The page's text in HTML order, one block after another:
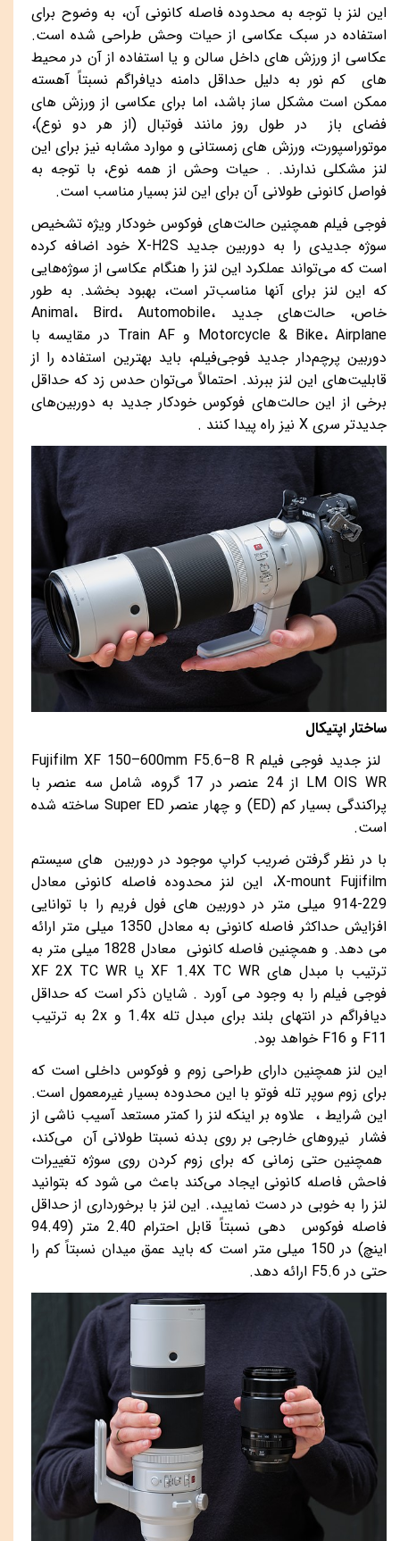
این لنز با توجه به محدوده فاصله کانونی آن، به وضوح برای
استفاده در سبک عکاسی از حیات وحش طراحی شده است.
عکاسی از ورزش های داخل سالن و یا استفاده از آن در محیط
های کم نور به دلیل حداقل دامنه دیافراگم نسبتاً آهسته
ممکن است مشکل ساز باشد، اما برای عکاسی از ورزش های
فضای باز در طول روز مانند فوتبال (از هر دو نوع)،
موتوراسپورت، ورزش های زمستانی و موارد مشابه نیز برای این
لنز مشکلی ندارند. . حیات وحش از همه نوع، با توجه به
فواصل کانونی طولانی آن برای این لنز بسیار مناسب است.
فوجی فیلم همچنین حالت‌های فوکوس خودکار ویژه تشخیص
سوژه جدیدی را به دوربین جدید X-H2S خود اضافه کرده
است که می‌تواند عملکرد این لنز را هنگام عکاسی از سوژه‌هایی
که این لنز برای آنها مناسب‌تر است، بهبود بخشد. به طور
خاص، حالت‌های جدید
Animal، Bird،Automobile،
Motorcycle & Bike، Airplane و Train AF در مقایسه با
دوربین پرچم‌دار جدید فوجی‌فیلم، باید بهترین استفاده را از
قابلیت‌های این لنز ببرند. احتمالاً می‌توان حدس زد که حداقل
برخی از این حالت‌های فوکوس خودکار جدید به دوربین‌های
جدیدتر سری X نیز راه پیدا کنند .
ساختار اپتیکال
لنز جدید فوجی فیلمFujifilm XF 150–600mm F5.6–8 R
LM OIS WR
از 24 عنصر در 17 گروه، شامل سه عنصر با
پراکندگی بسیار کم (ED) و چهار عنصر Super ED ساخته شده
است.
با در نظر گرفتن ضریب کراپ موجود در دوربین های سیستم
X-mount Fujifilm، این لنز محدوده فاصله کانونی معادل
229-914 میلی متر در دوربین های فول فریم را با توانایی
افزایش حداکثر فاصله کانونی به معادل 1350 میلی متر ارائه
می دهد. و همچنین فاصله کانونی معادل 1828 میلی متر به
ترتیب با مبدل هایXF 1.4X TC WRیا XF 2X TC WR
فوجی فیلم را به وجود می آورد . شایان ذکر است که حداقل
دیافراگم در انتهای بلند برای مبدل تله 1.4 x و 2 x به ترتیب
F11 و F16 خواهد بود.
این لنز همچنین دارای طراحی زوم و فوکوس داخلی است که
برای زوم سوپر تله فوتو با این محدوده بسیار غیرمعمول است.
این شرایط ، علاوه بر اینکه لنز را کمتر مستعد آسیب ناشی از
فشار نیروهای خارجی بر روی بدنه نسبتا طولانی آن می‌کند،
همچنین حتی زمانی که برای زوم کردن روی سوژه تغییرات
فاحش فاصله کانونی ایجاد می‌کند باعث می شود که بتوانید
لنز را به خوبی در دست نمایید،. این لنز با برخورداری از حداقل
فاصله فوکوس دهی نسبتاً قابل احترام 2.40 متر (94.49
اینچ) در 150 میلی متر است که باید عمق میدان نسبتاً کم را
حتی در F5.6 ارائه دهد.